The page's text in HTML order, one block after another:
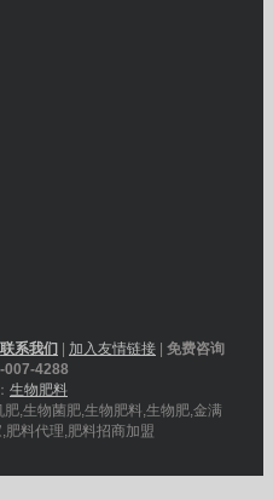
联系我们 | 加入友情链接 | 免费咨询
007-4288
生物肥料
,生物菌肥,生物肥料,生物肥,金满
肥料代理,肥料招商加盟